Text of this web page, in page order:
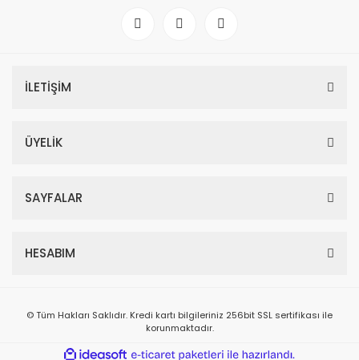
İLETİŞİM
ÜYELİK
SAYFALAR
HESABIM
© Tüm Hakları Saklıdır. Kredi kartı bilgileriniz 256bit SSL sertifikası ile
korunmaktadır.
ideasoft e-